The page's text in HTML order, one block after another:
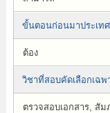
ขั้นตอนก่อนมาประเท
ต้อง
วิชาที่สอบคัดเลือกเฉ
ตรวจสอบเอกสาร, สั